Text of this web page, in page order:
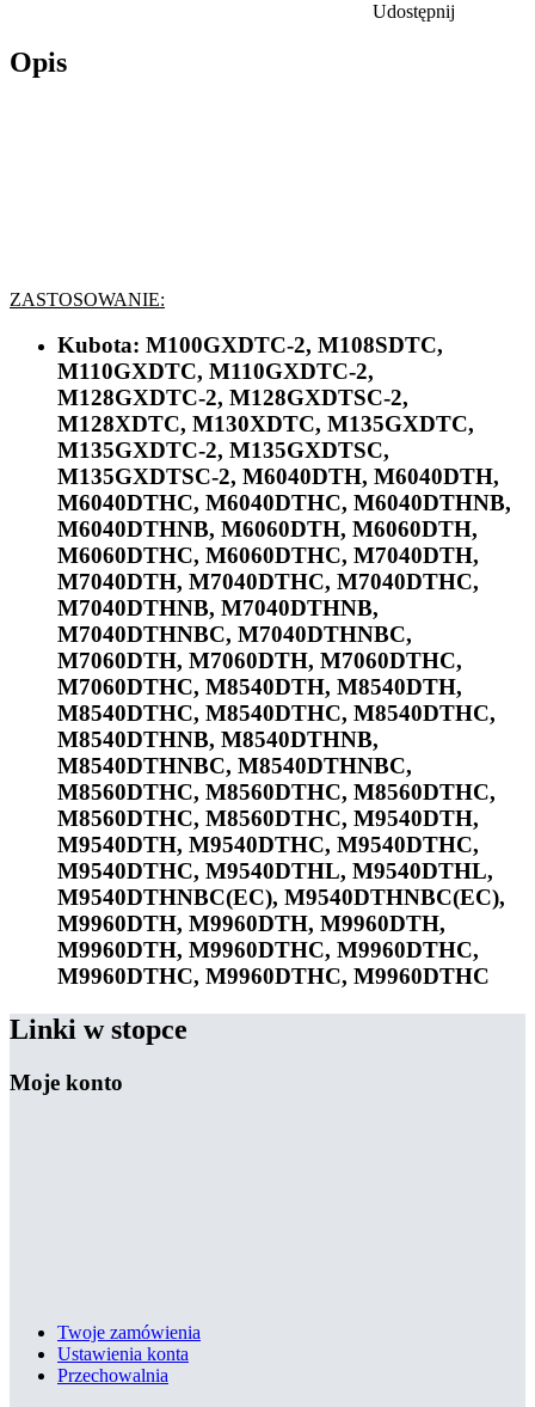
Udostępnij
Opis
ZASTOSOWANIE:
Kubota: M100GXDTC-2, M108SDTC,
M110GXDTC, M110GXDTC-2,
M128GXDTC-2, M128GXDTSC-2,
M128XDTC, M130XDTC, M135GXDTC,
M135GXDTC-2, M135GXDTSC,
M135GXDTSC-2, M6040DTH, M6040DTH,
M6040DTHC, M6040DTHC, M6040DTHNB,
M6040DTHNB, M6060DTH, M6060DTH,
M6060DTHC, M6060DTHC, M7040DTH,
M7040DTH, M7040DTHC, M7040DTHC,
M7040DTHNB, M7040DTHNB,
M7040DTHNBC, M7040DTHNBC,
M7060DTH, M7060DTH, M7060DTHC,
M7060DTHC, M8540DTH, M8540DTH,
M8540DTHC, M8540DTHC, M8540DTHC,
M8540DTHNB, M8540DTHNB,
M8540DTHNBC, M8540DTHNBC,
M8560DTHC, M8560DTHC, M8560DTHC,
M8560DTHC, M8560DTHC, M9540DTH,
M9540DTH, M9540DTHC, M9540DTHC,
M9540DTHC, M9540DTHL, M9540DTHL,
M9540DTHNBC(EC), M9540DTHNBC(EC),
M9960DTH, M9960DTH, M9960DTH,
M9960DTH, M9960DTHC, M9960DTHC,
M9960DTHC, M9960DTHC, M9960DTHC
Linki w stopce
Moje konto
Twoje zamówienia
Ustawienia konta
Przechowalnia